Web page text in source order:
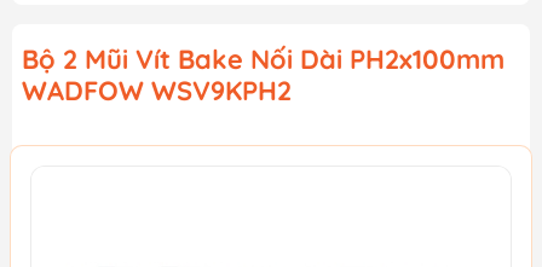
Bộ 2 Mũi Vít Bake Nối Dài PH2x100mm
WADFOW WSV9KPH2